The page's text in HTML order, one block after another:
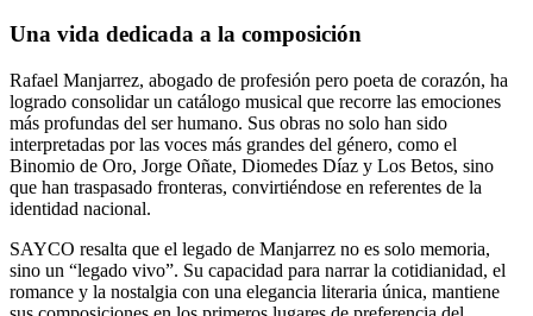
Una vida dedicada a la composición
Rafael Manjarrez, abogado de profesión pero poeta de corazón, ha
logrado consolidar un catálogo musical que recorre las emociones
más profundas del ser humano. Sus obras no solo han sido
interpretadas por las voces más grandes del género, como el
Binomio de Oro, Jorge Oñate, Diomedes Díaz y Los Betos, sino
que han traspasado fronteras, convirtiéndose en referentes de la
identidad nacional.
SAYCO resalta que el legado de Manjarrez no es solo memoria,
sino un “legado vivo”. Su capacidad para narrar la cotidianidad, el
romance y la nostalgia con una elegancia literaria única, mantiene